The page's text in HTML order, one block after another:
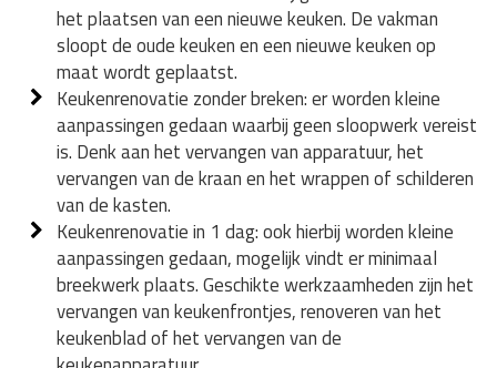
het plaatsen van een nieuwe keuken. De vakman
sloopt de oude keuken en een nieuwe keuken op
maat wordt geplaatst.
Keukenrenovatie zonder breken: er worden kleine
aanpassingen gedaan waarbij geen sloopwerk vereist
is. Denk aan het vervangen van apparatuur, het
vervangen van de kraan en het wrappen of schilderen
van de kasten.
Keukenrenovatie in 1 dag: ook hierbij worden kleine
aanpassingen gedaan, mogelijk vindt er minimaal
breekwerk plaats. Geschikte werkzaamheden zijn het
vervangen van keukenfrontjes, renoveren van het
keukenblad of het vervangen van de